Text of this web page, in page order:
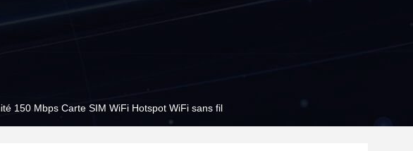
150 Mbps Carte SIM WiFi Hotspot WiFi sans fil